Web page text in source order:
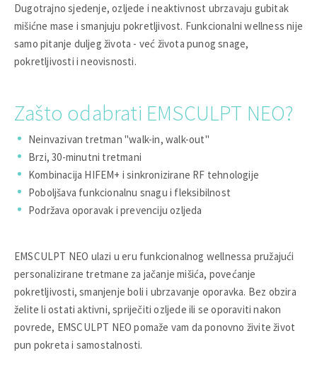
Dugotrajno sjedenje, ozljede i neaktivnost ubrzavaju gubitak
mišićne mase i smanjuju pokretljivost. Funkcionalni wellness nije
samo pitanje duljeg života - već života punog snage,
pokretljivosti i neovisnosti.
Zašto odabrati EMSCULPT NEO?
Neinvazivan tretman "walk-in, walk-out"
Brzi, 30-minutni tretmani
Kombinacija HIFEM+ i sinkronizirane RF tehnologije
Poboljšava funkcionalnu snagu i fleksibilnost
Podržava oporavak i prevenciju ozljeda
EMSCULPT NEO ulazi u eru funkcionalnog wellnessa pružajući
personalizirane tretmane za jačanje mišića, povećanje
pokretljivosti, smanjenje boli i ubrzavanje oporavka. Bez obzira
želite li ostati aktivni, spriječiti ozljede ili se oporaviti nakon
povrede, EMSCULPT NEO pomaže vam da ponovno živite život
pun pokreta i samostalnosti.